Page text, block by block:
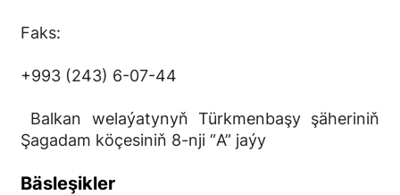
Faks:
+993 (243) 6-07-44
Balkan welaýatynyň Türkmenbaşy şäheriniň
Şagadam köçesiniň 8-nji “А” jaýy
Bäsleşikler